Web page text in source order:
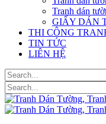
Tranh dán
GIẤY DÁN
THI CÔNG
TIN TỨC
LIÊN HỆ